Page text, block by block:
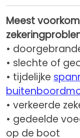
Meest
•
• slechte of
• tijdelijke
• verkeerde
• gedeelde
op de boot